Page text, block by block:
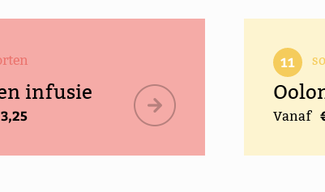
infusie
11
Vanaf